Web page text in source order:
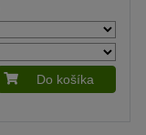
Do košíka